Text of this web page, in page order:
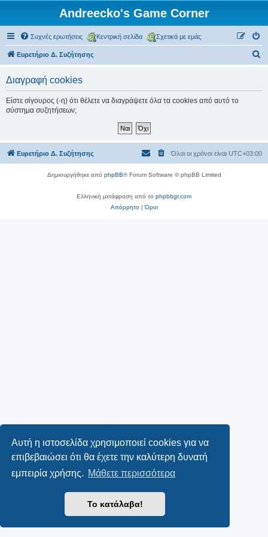
Αυτή η ιστοσελίδα χρησιμοποιεί cookies για να
επιβεβαιώσει ότι θα έχετε την καλύτερη δυνατή
εμπειρία χρήσης. Μάθετε περισσότερα
Το κατάλαβα!
Andreecko's Game Corner
Συχνές ερωτήσεις Κεντρική σελίδα Σχετικά με εμάς
Ευρετήριο Δ. Συζήτησης
σ
Διαγραφή cookies
Είστε σίγουρος (-η) ότι θέλετε να διαγράψετε όλα τα cookies από αυτό το
σύστημα συζητήσεων;
Ευρετήριο Δ. Συζήτησης Όλοι οι χρόνοι είναι UTC+03:00
Δημιουργήθηκε από phpBB® Forum Software © phpBB Limited
Ελληνική μετάφραση από το phpbbgr.com
Απόρρητο|Όροι